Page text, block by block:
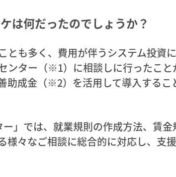
は何だったのでしょうか？
とも多く、費用が伴うシステム投資
ンター（※1）に相談しに行ったこ
助成金（※2）を活用して導入する
」では、就業規則の作成方法、賃
様々なご相談に総合的に対応し、支